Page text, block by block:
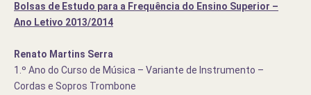
Bolsas de Estudo para a Frequência do Ensino Superior –
Ano Letivo 2013/2014
Renato Martins Serra
1.º Ano do Curso de Música – Variante de Instrumento –
Cordas e Sopros Trombone